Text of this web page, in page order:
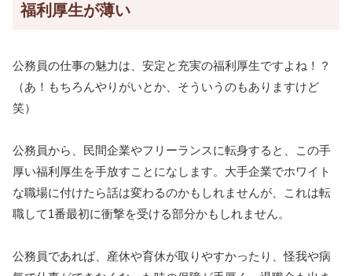
福利厚生が薄い
公務員の仕事の魅力は、安定と充実の福利厚生ですよね！？
（あ！もちろんやりがいとか、そういうのもありますけど
笑）
公務員から、民間企業やフリーランスに転身すると、この手
厚い福利厚生を手放すことになします。大手企業でホワイト
な職場に付けたら話は変わるのかもしれませんが、これは転
職して1番最初に衝撃を受ける部分かもしれません。
公務員であれば、産休や育休が取りやすかったり、怪我や病